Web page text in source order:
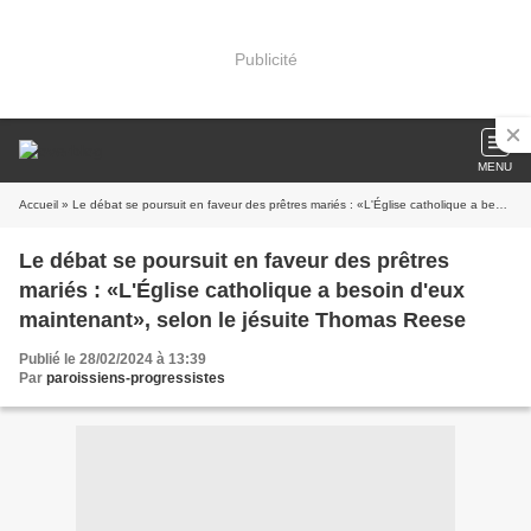
Publicité
MENU
Accueil » Le débat se poursuit en faveur des prêtres mariés : «L'Église catholique a besoin d'eux maintenant», selon le jésuite Thomas Reese
Le débat se poursuit en faveur des prêtres
mariés : «L'Église catholique a besoin d'eux
maintenant», selon le jésuite Thomas Reese
Publié le 28/02/2024 à 13:39
Par paroissiens-progressistes